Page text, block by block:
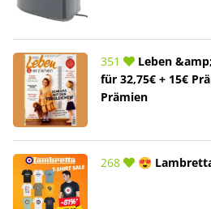
351
Leben
für 32,75€ + 15€
Prämien
268 😍